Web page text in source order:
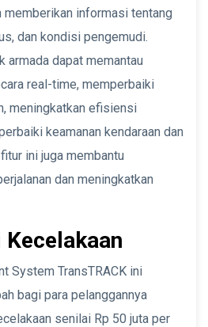
memberikan informasi tentang
dan kondisi pengemudi.
armada dapat memantau
real-time, memperbaiki
meningkatkan efisiensi
keamanan kendaraan dan
ini juga membantu
dan meningkatkan
System TransTRACK ini
bagi para pelanggannya
senilai Rp 50 juta per